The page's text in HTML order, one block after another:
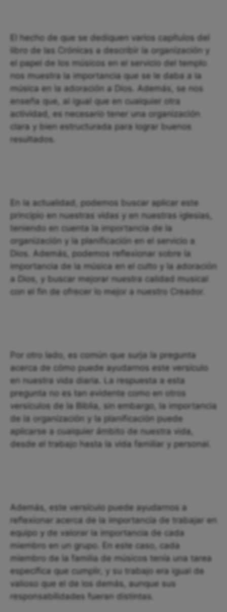
El hecho de que se dediquen varios capítulos del
libro de las Crónicas a describir la organización y
el papel de los músicos en el servicio del templo
nos muestra la importancia que se le daba a la
música en la adoración a Dios. Además, se nos
enseña que, al igual que en cualquier otra
actividad, es necesario tener una organización
clara y bien estructurada para lograr buenos
resultados.
En la actualidad, podemos buscar aplicar este
principio en nuestras vidas y en nuestras iglesias,
teniendo en cuenta la importancia de la
organización y la planificación en el servicio a
Dios. Además, podemos reflexionar sobre la
importancia de la música en el culto y la adoración
a Dios, y buscar mejorar nuestra calidad musical
con el fin de ofrecer lo mejor a nuestro Creador.
Por otro lado, es común que surja la pregunta
acerca de cómo puede ayudarnos este versículo
en nuestra vida diaria. La respuesta a esta
pregunta no es tan evidente como en otros
versículos de la Biblia, sin embargo, la importancia
de la organización y la planificación puede
aplicarse a cualquier ámbito de nuestra vida,
desde el trabajo hasta la vida familiar y personal.
Además, este versículo puede ayudarnos a
reflexionar acerca de la importancia de trabajar en
equipo y de valorar la importancia de cada
miembro en un grupo. En este caso, cada
miembro de la familia de músicos tenía una tarea
específica que cumplir, y su trabajo era igual de
valioso que el de los demás, aunque sus
responsabilidades fueran distintas.